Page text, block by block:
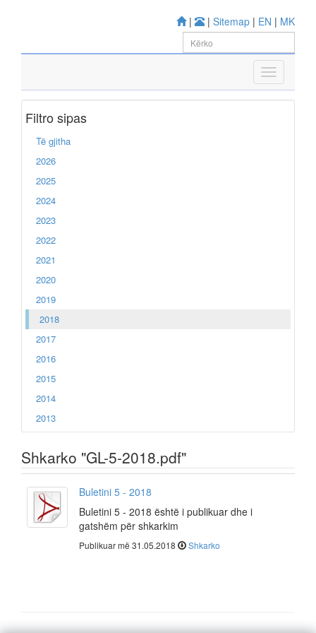
| | Sitemap | EN | MK
Filtro sipas
Të gjitha
2026
2025
2024
2023
2022
2021
2020
2019
2018
2017
2016
2015
2014
2013
Shkarko "GL-5-2018.pdf"
Buletini 5 - 2018
Buletini 5 - 2018 është i publikuar dhe i
gatshëm për shkarkim
Publikuar më 31.05.2018 Shkarko